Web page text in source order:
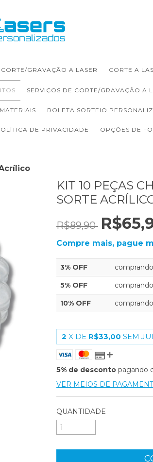
GRAVAÇÃO A LASER CORTE A
SERVIÇOS DE CORTE/GRAVAÇÃO A
ROLETA SORTEIO
DE PRIVACIDADE OPÇÕES DE
KIT 10 PEÇAS
SORTE
R$89,90
Compre mais, pague
3% OFF
5% OFF
10% OFF
2 X DE R$33,00 SEM
5% de desconto pagando
VER MEIOS DE
QUANTIDADE